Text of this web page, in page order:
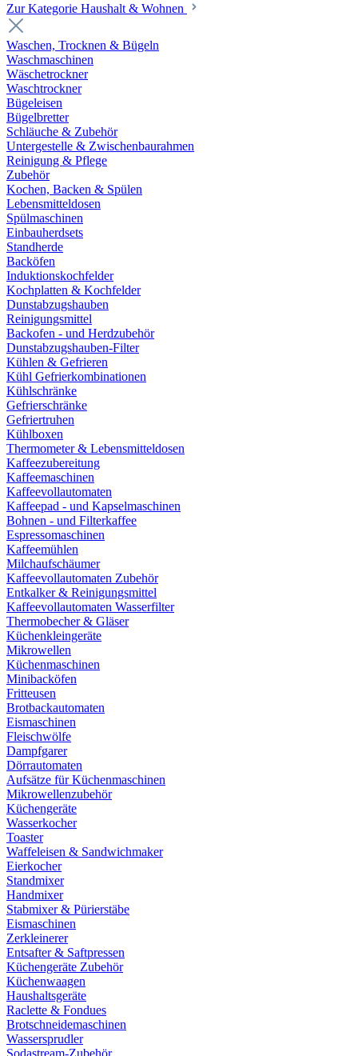
Zur Kategorie Haushalt & Wohnen
Waschen, Trocknen & Bügeln
Waschmaschinen
Wäschetrockner
Waschtrockner
Bügeleisen
Bügelbretter
Schläuche & Zubehör
Untergestelle & Zwischenbaurahmen
Reinigung & Pflege
Zubehör
Kochen, Backen & Spülen
Lebensmitteldosen
Spülmaschinen
Einbauherdsets
Standherde
Backöfen
Induktionskochfelder
Kochplatten & Kochfelder
Dunstabzugshauben
Reinigungsmittel
Backofen - und Herdzubehör
Dunstabzugshauben-Filter
Kühlen & Gefrieren
Kühl Gefrierkombinationen
Kühlschränke
Gefrierschränke
Gefriertruhen
Kühlboxen
Thermometer & Lebensmitteldosen
Kaffeezubereitung
Kaffeemaschinen
Kaffeevollautomaten
Kaffeepad - und Kapselmaschinen
Bohnen - und Filterkaffee
Espressomaschinen
Kaffeemühlen
Milchaufschäumer
Kaffeevollautomaten Zubehör
Entkalker & Reinigungsmittel
Kaffeevollautomaten Wasserfilter
Thermobecher & Gläser
Küchenkleingeräte
Mikrowellen
Küchenmaschinen
Minibacköfen
Fritteusen
Brotbackautomaten
Eismaschinen
Fleischwölfe
Dampfgarer
Dörrautomaten
Aufsätze für Küchenmaschinen
Mikrowellenzubehör
Küchengeräte
Wasserkocher
Toaster
Waffeleisen & Sandwichmaker
Eierkocher
Standmixer
Handmixer
Stabmixer & Pürierstäbe
Eismaschinen
Zerkleinerer
Entsafter & Saftpressen
Küchengeräte Zubehör
Küchenwaagen
Haushaltsgeräte
Raclette & Fondues
Brotschneidemaschinen
Wassersprudler
Sodastream-Zubehör